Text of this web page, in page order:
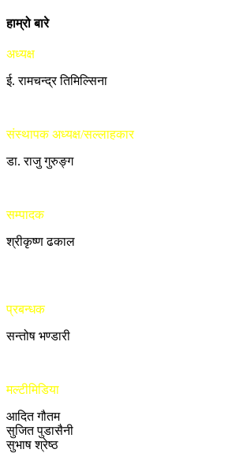
हाम्रो बारे
अध्यक्ष
ई. रामचन्द्र तिमिल्सिना
संस्थापक अध्यक्ष/सल्लाहकार
डा. राजु गुरुङ्ग
सम्पादक
श्रीकृष्ण ढकाल
प्रबन्धक
सन्तोष भण्डारी
मल्टीमिडिया
आदित गौतम
सुजित पुडासैनी
सुभाष श्रेष्ठ